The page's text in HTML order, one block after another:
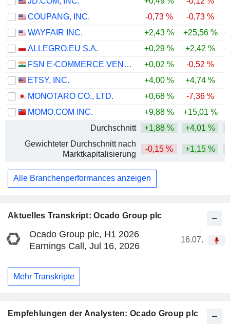
Aktuelles Transkript: Ocado Group plc
Ocado Group plc, H1 2026
Earnings Call, Jul 16, 2026
16.07.
Mehr Transkripte
Empfehlungen der Analysten: Ocado Group plc
COUPANG, INC.
-0,73 % -0,73 %
WAYFAIR INC.
+2,43 % +25,56 %
ALLEGRO.EU S.A.
+0,29 % +2,42 %
FSN E-COMMERCE VENTURES LIMITED
+0,02 % -0,52 %
ETSY, INC.
+4,00 %
+4,74 %
MONOTARO CO., LTD.
+0,68 % -7,36 %
MOMO.COM INC.
+9,88 % +15,01 %
Durchschnitt
+1,88 % +4,01 %
Gewichteter Durchschnitt nach
Marktkapitalisierung
-0,15 % +1,15 %
Alle Branchenperformances anzeigen